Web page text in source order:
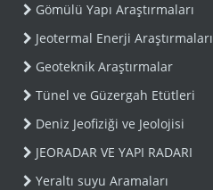
Gömülü Yapı Araştırmaları
Jeotermal Enerji Araştırmaları
Geoteknik Araştırmalar
Tünel ve Güzergah Etütleri
Deniz Jeofiziği ve Jeolojisi
JEORADAR VE YAPI RADARI
Yeraltı suyu Aramaları